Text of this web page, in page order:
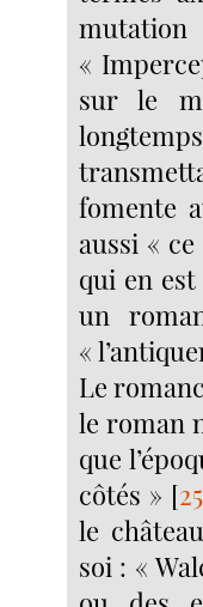
«
sur le
fomente
aussi «
qui en
un
«
Le
le roman
que
côtés » [25
le
soi : «